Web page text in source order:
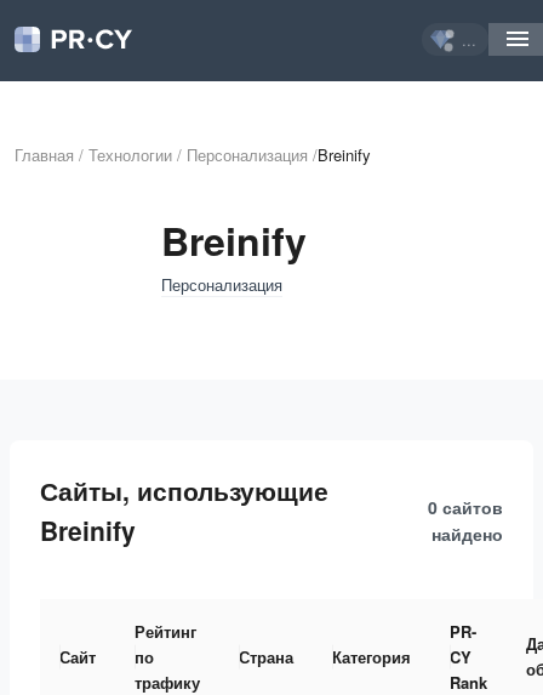
...
Главная / Технологии / Персонализация /Breinify
Breinify
Персонализация
Сайты, использующие
Breinify
0 сайтов
найдено
Сайт
Рейтинг
по
трафику
Страна Категория
PR-
CY
Rank